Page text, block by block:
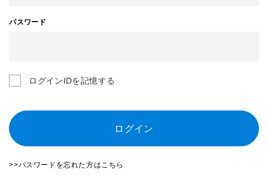
パスワード
ログインIDを記憶する
ログイン
>>パスワードを忘れた方はこちら